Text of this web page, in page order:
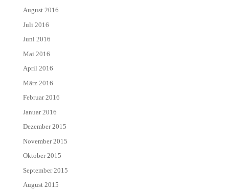
August 2016
Juli 2016
Juni 2016
Mai 2016
April 2016
März 2016
Februar 2016
Januar 2016
Dezember 2015
November 2015
Oktober 2015
September 2015
August 2015